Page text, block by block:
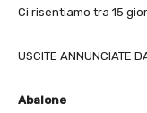
Ci risentiamo tra 15
USCITE ANNUNCIATE
Abalone